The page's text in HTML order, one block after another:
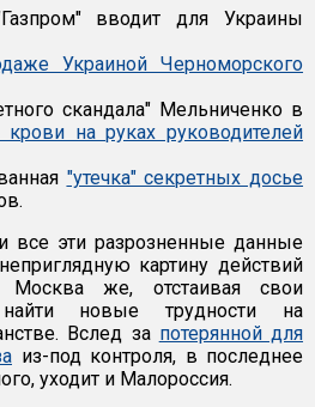
вводит для Украины
Украиной Черноморского
скандала" Мельниченко в
крови на руках руководителей
"утечка" секретных досье
все эти разрозненные данные
картину действий
же, отстаивая свои
новые трудности на
Вслед за потерянной для
из-под контроля, в последнее
уходит и Малороссия.